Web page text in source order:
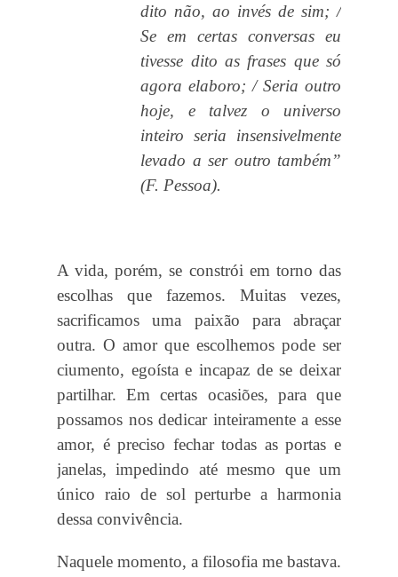
dito não, ao invés de sim; /
Se em certas conversas eu
tivesse dito as frases que só
agora elaboro; / Seria outro
hoje, e talvez o universo
inteiro seria insensivelmente
levado a ser outro também”
(F. Pessoa).
A vida, porém, se constrói em torno das
escolhas que fazemos. Muitas vezes,
sacrificamos uma paixão para abraçar
outra. O amor que escolhemos pode ser
ciumento, egoísta e incapaz de se deixar
partilhar. Em certas ocasiões, para que
possamos nos dedicar inteiramente a esse
amor, é preciso fechar todas as portas e
janelas, impedindo até mesmo que um
único raio de sol perturbe a harmonia
dessa convivência.
Naquele momento, a filosofia me bastava.